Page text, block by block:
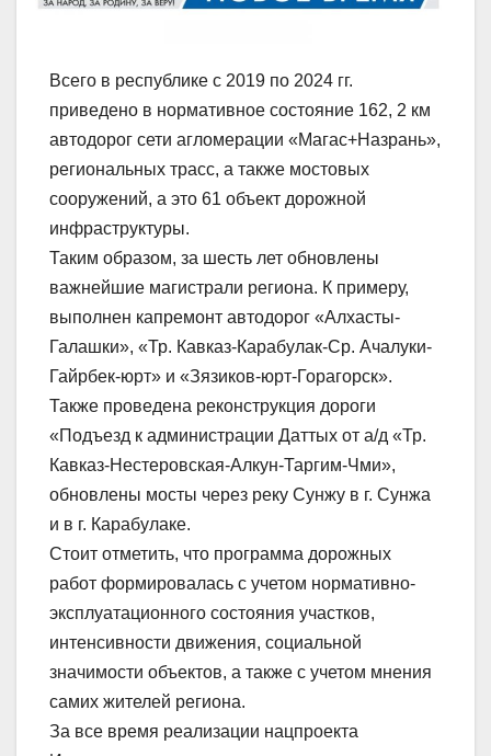
Всего в республике с 2019 по 2024 гг.
приведено в нормативное состояние 162, 2 км
автодорог сети агломерации «Магас+Назрань»,
региональных трасс, а также мостовых
сооружений, а это 61 объект дорожной
инфраструктуры.
Таким образом, за шесть лет обновлены
важнейшие магистрали региона. К примеру,
выполнен капремонт автодорог «Алхасты-
Галашки», «Тр. Кавказ-Карабулак-Ср. Ачалуки-
Гайрбек-юрт» и «Зязиков-юрт-Горагорск».
Также проведена реконструкция дороги
«Подъезд к администрации Даттых от а/д «Тр.
Кавказ-Нестеровская-Алкун-Таргим-Чми»,
обновлены мосты через реку Сунжу в г. Сунжа
и в г. Карабулаке.
Стоит отметить, что программа дорожных
работ формировалась с учетом нормативно-
эксплуатационного состояния участков,
интенсивности движения, социальной
значимости объектов, а также с учетом мнения
самих жителей региона.
За все время реализации нацпроекта